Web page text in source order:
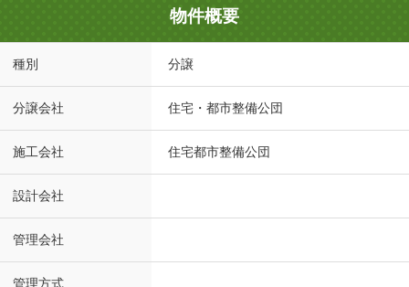
物件概要
種別 分譲
分譲会社 住宅・都市整備公団
施工会社 住宅都市整備公団
設計会社
管理会社